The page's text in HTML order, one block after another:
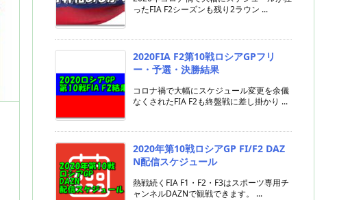
ったFIA F2シーズンも残り2ラウン ...
2020FIA F2第10戦ロシアGPフリ
ー・予選・決勝結果
コロナ禍で大幅にスケジュール変更を余儀
なくされたFIA F2も終盤戦に差し掛かり ...
2020年第10戦ロシアGP FI/F2 DAZ
N配信スケジュール
熱戦続くFIA F1・F2・F3はスポーツ専用チ
ャンネルDAZNで観戦できます。 ...